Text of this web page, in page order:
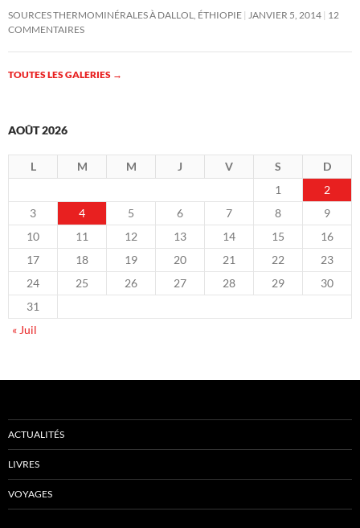
SOURCES THERMOMINÉRALES À DALLOL, ÉTHIOPIE JANVIER 5, 2014 12
COMMENTAIRES
TOUTES LES GALERIES →
AOÛT 2026
L M M J V S
D
1
2
3
4 5 6 7 8
9
10
11 12 13 14 15
16
17
18 19 20 21 22
23
24
25 26 27 28 29
30
31
« Juil
ACTUALITÉS
LIVRES
VOYAGES